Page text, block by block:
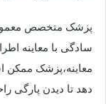
پزشک متخصص
سادگی با معاینه
معاینه،پزشک ممکن
دهد تا دیدن پارگی